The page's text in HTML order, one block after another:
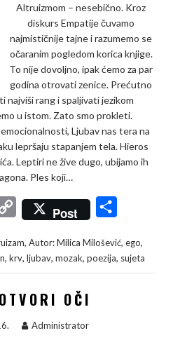
Altruizmom – nesebično. Kroz
diskurs Empatije čuvamo
najmističnije tajne i razumemo se
očaranim pogledom korica knjige.
To nije dovoljno, ipak ćemo za par
godina otrovati zenice. Prećutno
najviši rang i spaljivati jezikom
u istom. Zato smo prokleti.
Ljubav nas tera na
lepršaju stapanjem tela. Hieros
Leptiri ne žive dugo, ubijamo ih
Ples koji…
C
p
y
L
Post
a
r
, Autor: Milica Milošević, ego,
, krv, ljubav, mozak, poezija, sujeta
OČI
Administrator